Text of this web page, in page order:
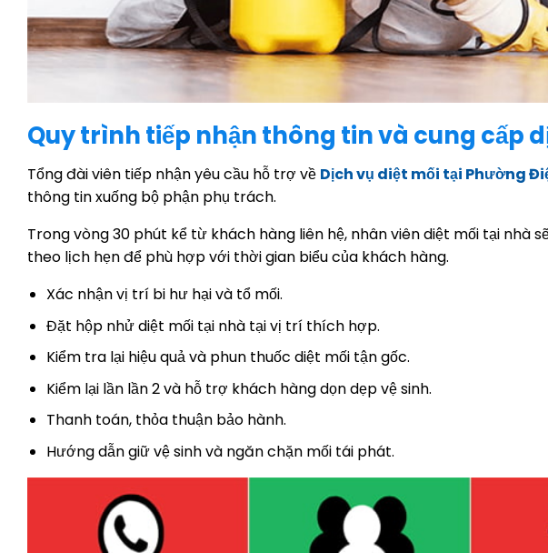
Quy trình tiếp nhận thông tin và cung cấp
Tổng đài viên tiếp nhận yêu cầu hỗ trợ về Dịch vụ diệt mối tại Phường
thông tin xuống bộ phận phụ trách.
Trong vòng 30 phút kể từ khách hàng liên hệ, nhân viên diệt mối tại nhà
theo lịch hẹn để phù hợp với thời gian biểu của khách hàng.
Xác nhận vị trí bi hư hại và tổ mối.
Đặt hộp nhử diệt mối tại nhà tại vị trí thích hợp.
Kiểm tra lại hiệu quả và phun thuốc diệt mối tận gốc.
Kiểm lại lần lần 2 và hỗ trợ khách hàng dọn dẹp vệ sinh.
Thanh toán, thỏa thuận bảo hành.
Hướng dẫn giữ vệ sinh và ngăn chặn mối tái phát.